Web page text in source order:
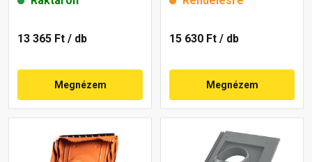
13 365 Ft / db
Megnézem
15 630 Ft / db
Megnézem